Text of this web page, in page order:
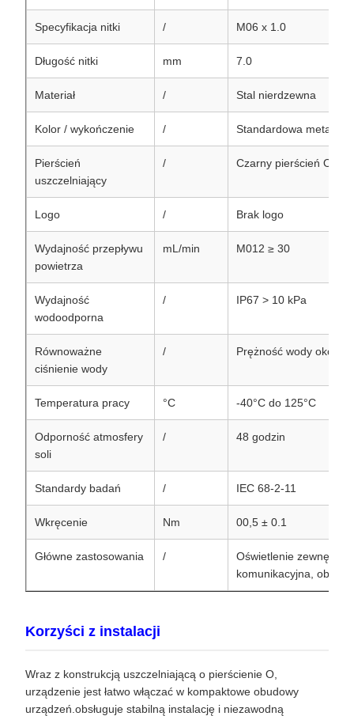
Specyfikacja nitki / M06 x 1.0
Długość nitki mm 7.0
Materiał / Stal nierdzewna
Kolor / wykończenie / Standardowa
Pierścień
uszczelniający
/ Czarny pierścień O
Logo / Brak logo
Wydajność przepływu
powietrza
mL/min M012 ≥ 30
Wydajność
wodoodporna
/ IP67 > 10 kPa
Równoważne
ciśnienie wody
/ Prężność wody około
Temperatura pracy °C -40°C do 125°C
Odporność atmosfery
soli
/ 48 godzin
Standardy badań / IEC 68-2-11
Wkręcenie Nm 00,5 ± 0.1
Główne zastosowania /
Oświetlenie
komunikacyjna,
Korzyści z instalacji
Wraz z konstrukcją uszczelniającą o pierścienie O,
urządzenie jest łatwo włączać w kompaktowe obudowy
urządzeń.obsługuje stabilną instalację i niezawodną